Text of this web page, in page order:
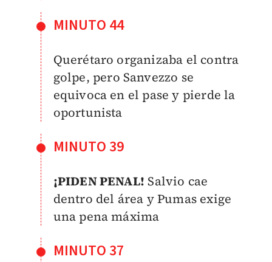
MINUTO 44
Querétaro organizaba el contra
golpe, pero Sanvezzo se
equivoca en el pase y pierde la
oportunista
MINUTO 39
¡PIDEN PENAL! Salvio cae
dentro del área y Pumas exige
una pena máxima
MINUTO 37